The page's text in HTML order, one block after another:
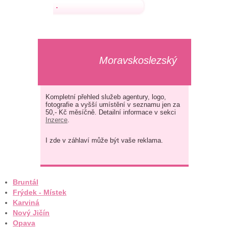
.
Moravskoslezský
Kompletní přehled služeb agentury, logo,
fotografie a vyšší umístění v seznamu jen za
50,- Kč měsíčně. Detailní informace v sekci
Inzerce.
I zde v záhlaví může být vaše reklama.
Bruntál
Frýdek - Místek
Karviná
Nový Jičín
Opava